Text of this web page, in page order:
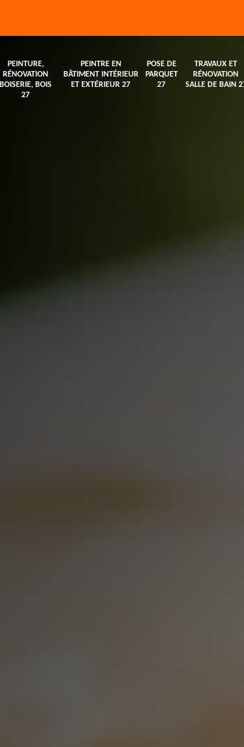
PEINTURE,
RÉNOVATION
BOISERIE, BOIS
27
PEINTRE EN
BÂTIMENT INTÉRIEUR
ET EXTÉRIEUR 27
POSE DE
PARQUET
27
TRAVAUX ET
RÉNOVATION
SALLE DE BAIN